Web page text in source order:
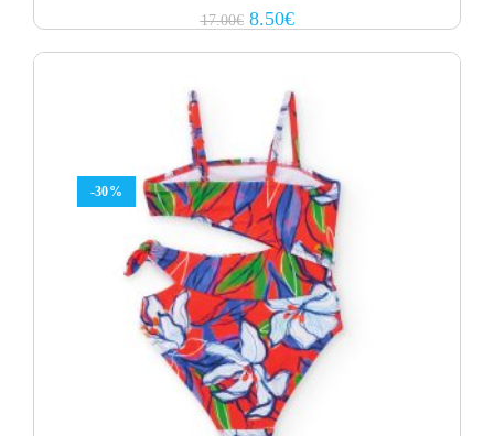
17.00€ Original
price
8.50€Current
price
-30%